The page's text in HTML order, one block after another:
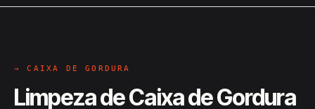
→ CAIXA DE GORDURA
Limpeza de Caixa de Gordura